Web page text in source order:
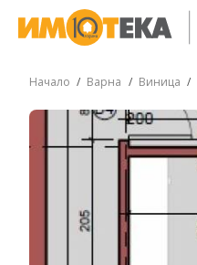
Начало Варна Виница